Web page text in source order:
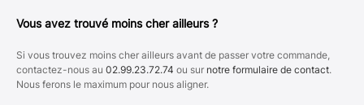
Vous avez trouvé moins cher ailleurs ?
Si vous trouvez moins cher ailleurs avant de passer votre commande,
contactez-nous au 02.99.23.72.74 ou sur notre formulaire de contact.
Nous ferons le maximum pour nous aligner.